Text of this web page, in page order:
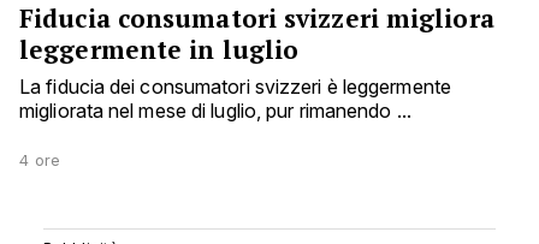
Fiducia consumatori svizzeri migliora
leggermente in luglio
La fiducia dei consumatori svizzeri è leggermente
migliorata nel mese di luglio, pur rimanendo ...
4 ore